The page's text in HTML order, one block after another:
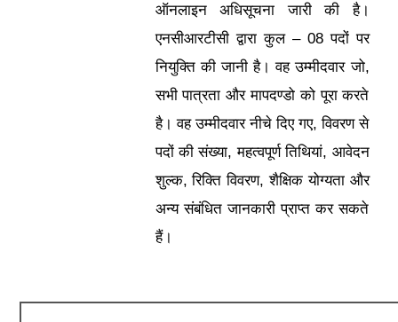
ऑनलाइन अधिसूचना जारी की है।
एनसीआरटीसी द्वारा कुल – 08 पदों पर
नियुक्ति की जानी है। वह उम्मीदवार जो,
सभी पात्रता और मापदण्डो को पूरा करते
है। वह उम्मीदवार नीचे दिए गए, विवरण से
पदों की संख्या, महत्वपूर्ण तिथियां, आवेदन
शुल्क, रिक्ति विवरण, शैक्षिक योग्यता और
अन्य संबंधित जानकारी प्राप्त कर सकते
हैं।